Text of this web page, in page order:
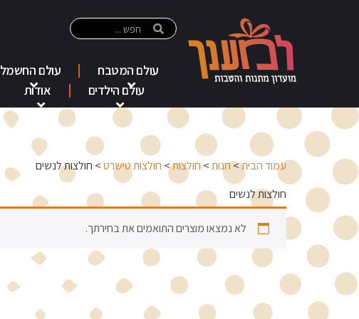
עולם המטבח עולם החשמל
עולם הילדים
אודות
עמוד הבית>חנות> חולצות> חולצות טישרט> חולצות לנשים
חולצות לנשים
לא נמצאו מוצרים התואמים את בחירתך.